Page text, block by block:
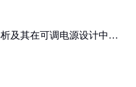
及其在可调电源设计中的